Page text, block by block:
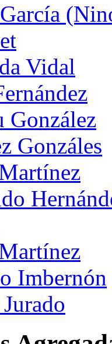
Vidal
González
Gonzáles
Imbernón